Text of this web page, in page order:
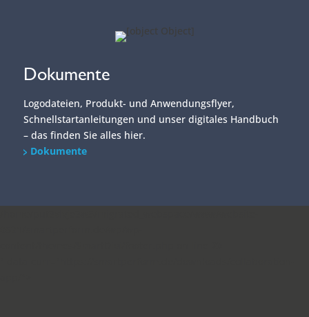
Dokumente
Logodateien, Produkt- und Anwendungsflyer,
Schnellstartanleitungen und unser digitales Handbuch
– das finden Sie alles hier.
Dokumente